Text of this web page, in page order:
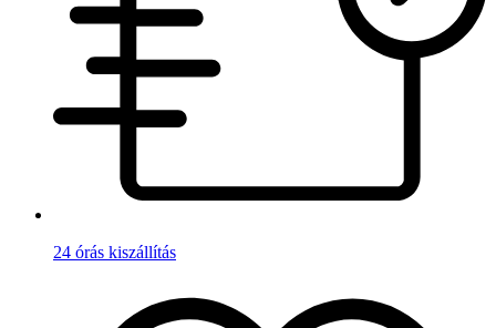
24 órás kiszállítás